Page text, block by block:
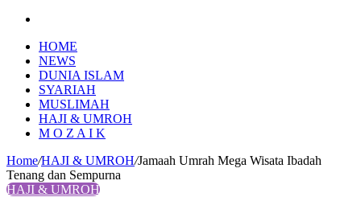
HOME
NEWS
DUNIA ISLAM
SYARIAH
MUSLIMAH
HAJI & UMROH
M O Z A I K
Home/HAJI & UMROH/Jamaah Umrah Mega Wisata Ibadah
Tenang dan Sempurna
HAJI & UMROH